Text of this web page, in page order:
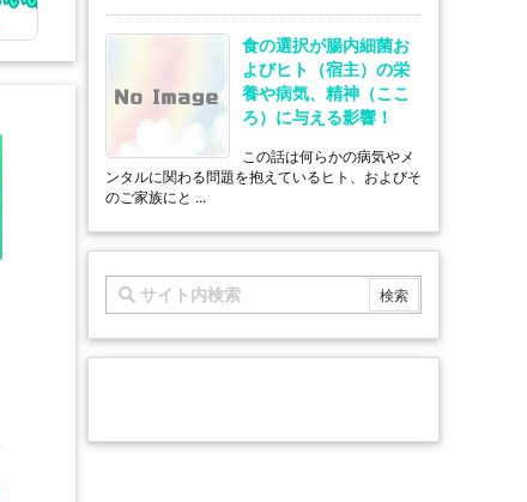
食の選択が腸内細菌お
よびヒト（宿主）の栄
養や病気、精神（ここ
ろ）に与える影響！
この話は何らかの病気やメ
ンタルに関わる問題を抱えているヒト、およびそ
のご家族にと ...